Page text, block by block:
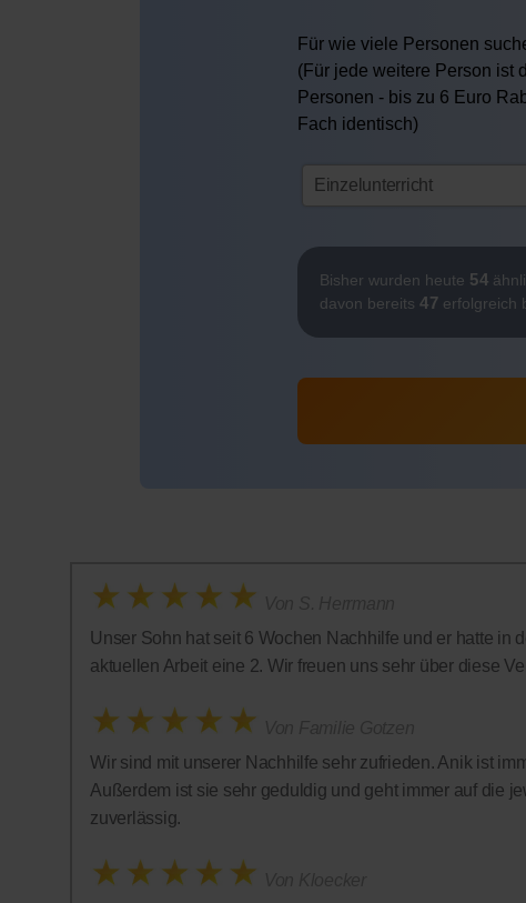
Für wie viele Personen
(Für jede weitere Person ist
Personen - bis zu 6 Euro
Fach identisch)
Bisher wurden heute 54
davon bereits47 erfolgreich
Unser Sohn hat seit 6 Wochen Nachhilfe und er hatte in
aktuellen Arbeit eine 2. Wir freuen uns sehr über diese
Wir sind mit unserer Nachhilfe sehr zufrieden. Anik ist
Außerdem ist sie sehr geduldig und geht immer auf die
zuverlässig.